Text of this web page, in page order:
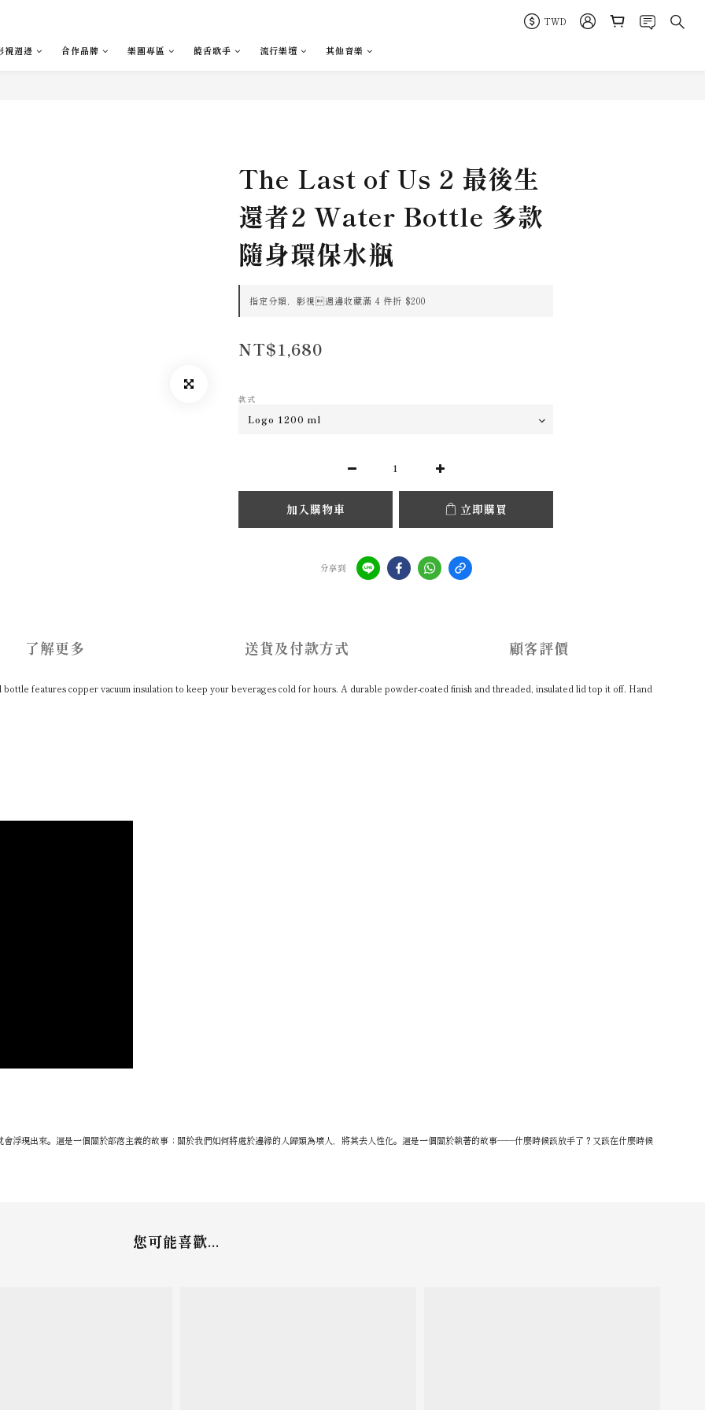
TWD
視週邊 合作品牌 樂團專區 饒舌歌手 流行樂壇 其他音樂
The Last of Us 2 最後生
還者2 Water Bottle 多款
隨身環保水瓶
指定分類，影視週邊收藏滿 4 件折 $200
NT$1,680
款式
加入購物車 立即購買
分享到
了解更多 送貨及付款方式 顧客評價
features copper vacuum insulation to keep your beverages cold for hours. A durable powder-coated finish and threaded, insulated lid top it off. Hand
浮現出來。這是一個關於部落主義的故事；關於我們如何將處於邊緣的人歸類為壞人，將其去人性化。這是一個關於執著的故事——什麼時候該放手了？又該在什麼時候
您可能喜歡...